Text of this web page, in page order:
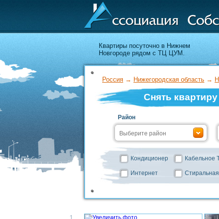
Квартиры посуточно в Нижнем
Новгороде рядом с ТЦ ЦУМ.
Россия → Нижегородская область →
Снять
Район
Кондиционер Кабельное
Интернет